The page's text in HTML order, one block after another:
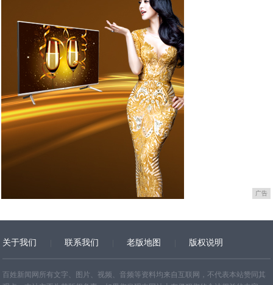
广告
关于我们 联系我们 老版地图 版权说明
网站地图
百姓新闻网所有文字、图片、视频、音频等资料均来自互联网，不代表本站赞同其